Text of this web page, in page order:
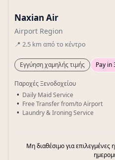
Naxian Air
Airport Region
📍 2.5 km από το κέντρο
Εγγύηση χαμηλής τιμής Pay in
Παροχές Ξενοδοχείου
Daily Maid Service
Free Transfer from/to Airport
Laundry & Ironing Service
Μη διαθέσιμο για επιλεγμένες